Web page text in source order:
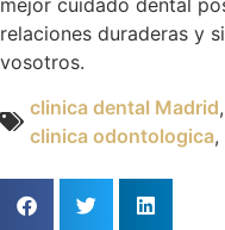
relaciones duraderas y
vosotros.
clinica dental Madrid,
clinica odontologica,